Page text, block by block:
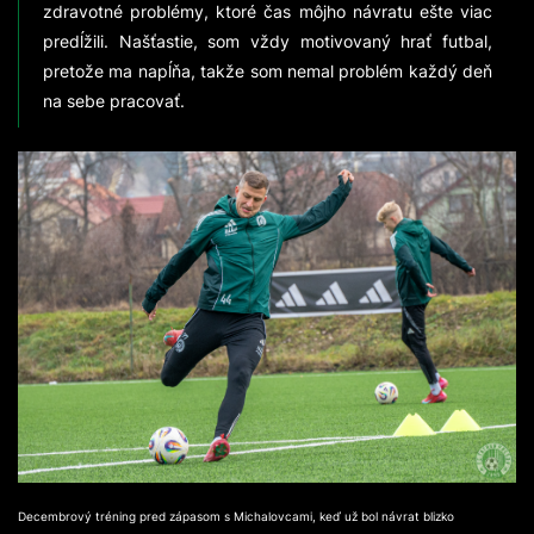
zdravotné problémy, ktoré čas môjho návratu ešte viac
predĺžili. Našťastie, som vždy motivovaný hrať futbal,
pretože ma napĺňa, takže som nemal problém každý deň
na sebe pracovať.
Decembrový tréning pred zápasom s Michalovcami, keď už bol návrat blizko